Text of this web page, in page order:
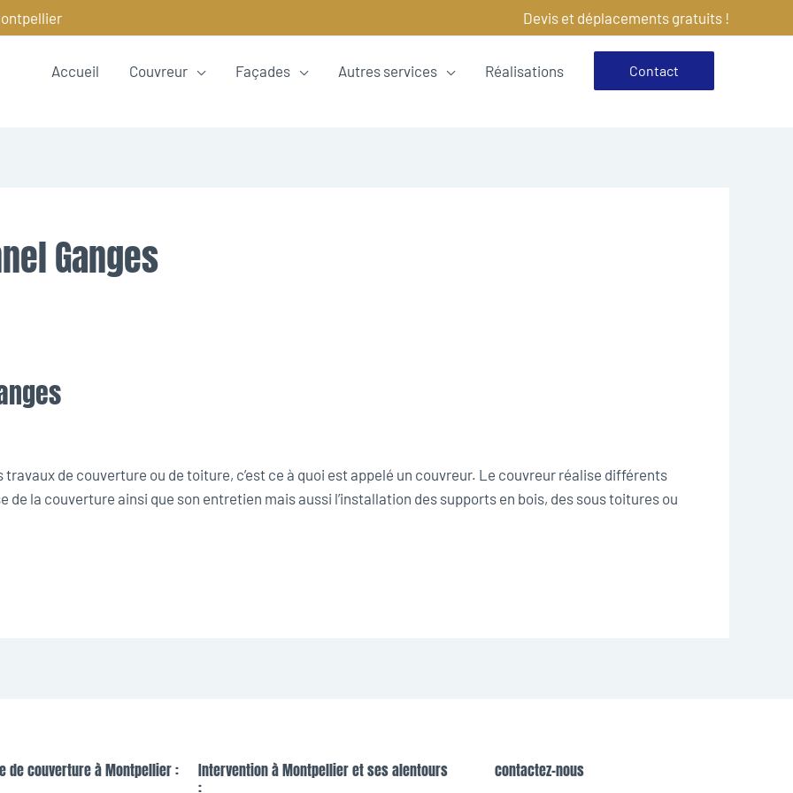
Devis et déplacements gratuits !
Accueil Couvreur Façades Autres services Réalisations Contact
Ganges
de couverture ou de toiture, c’est ce à quoi est appelé un couvreur. Le couvreur réalise différents
la couverture ainsi que son entretien mais aussi l’installation des supports en bois, des sous toitures ou
de couverture à Montpellier :
Intervention à Montpellier et ses alentours
:
contactez-nous